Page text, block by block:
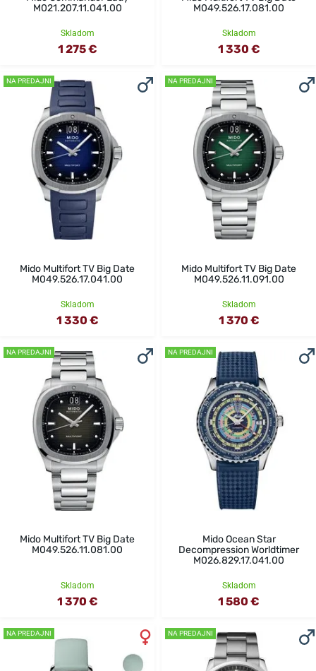
M021.207.11.041.00
Skladom
1 275 €
M049.526.17.081.00
Skladom
1 330 €
NA PREDAJNI
Mido Multifort TV Big Date
M049.526.17.041.00
Skladom
1 330 €
NA PREDAJNI
Mido Multifort TV Big Date
M049.526.11.091.00
Skladom
1 370 €
NA PREDAJNI
Mido Multifort TV Big Date
M049.526.11.081.00
Skladom
1 370 €
NA PREDAJNI
Mido Ocean Star
Decompression Worldtimer
M026.829.17.041.00
Skladom
1 580 €
NA PREDAJNI NA PREDAJNI